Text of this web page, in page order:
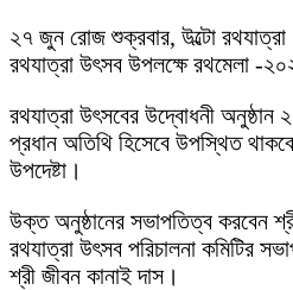
২৭ জুন রোজ শুক্রবার, উল্টো
রথযাত্রা উৎসব উপলক্ষে রথমেলা -
রথযাত্রা উৎসবের উদ্বোধনী অনুষ্ঠান
প্রধান অতিথি হিসেবে উপস্থিত
উপদেষ্টা।
উক্ত অনুষ্ঠানের সভাপতিত্ব করবেন
রথযাত্রা উৎসব পরিচালনা কমিটির
শ্রী জীবন কানাই দাস।